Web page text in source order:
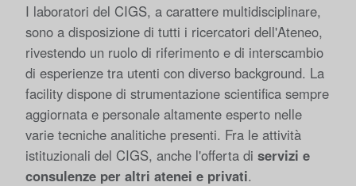
I laboratori del CIGS, a carattere multidisciplinare,
sono a disposizione di tutti i ricercatori dell'Ateneo,
rivestendo un ruolo di riferimento e di interscambio
di esperienze tra utenti con diverso background. La
facility dispone di strumentazione scientifica sempre
aggiornata e personale altamente esperto nelle
varie tecniche analitiche presenti. Fra le attività
istituzionali del CIGS, anche l'offerta di servizi e
consulenze per altri atenei e privati.